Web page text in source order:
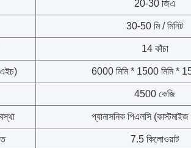
20-30 জিএ
30-50 মি / মিনিট
14 কাঁচা
6000 মিমি * 1500 মিমি *
4500 কেজি
প্যানাসনিক পিএলসি (কাস্টমাইজ
7.5 কিলোওয়াট